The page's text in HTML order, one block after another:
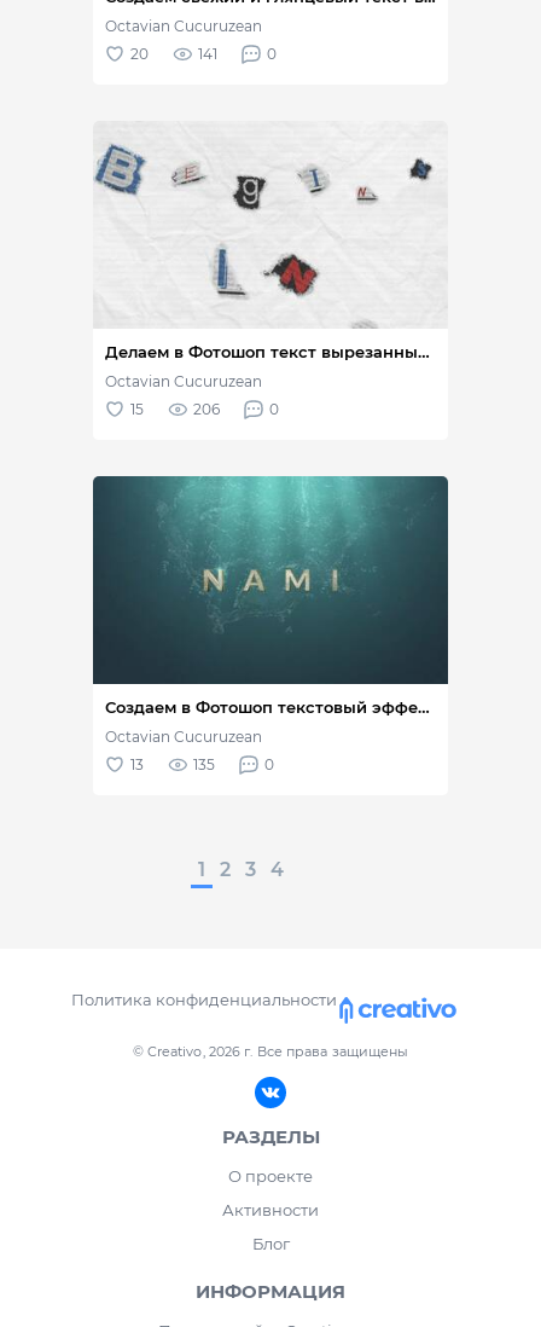
1 2 3 4
© Creativo, 2026 г. Все права защищены
Политика конфиденциальности
РАЗДЕЛЫ
О проекте
Активности
Блог
ИНФОРМАЦИЯ